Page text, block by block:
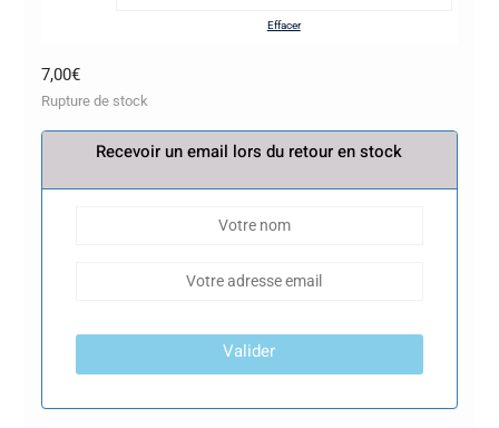
Effacer
7,00€
Rupture de stock
Recevoir un email lors du retour en stock
Valider